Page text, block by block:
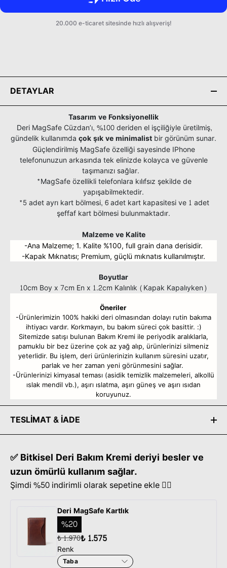
DETAYLAR
Tasarım ve Fonksiyonellik
Deri MagSafe Cüzdan’ı, %100 deriden el işçiliğiyle üretilmiş,
gündelik kullanımda çok şık ve minimalist bir görünüm sunar.
Güçlendirilmiş MagSafe özelliği sayesinde IPhone
telefonunuzun arkasında tek elinizde kolayca ve güvenle
taşımanızı sağlar.
*MagSafe özellikli telefonlara kılıfsız şekilde de
yapışabilmektedir.
*5 adet ayrı kart bölmesi, 6 adet kart kapasitesi ve 1 adet
şeffaf kart bölmesi bulunmaktadır.
Malzeme ve Kalite
-Ana Malzeme; 1. Kalite %100, full grain dana derisidir.
-Kapak Mıknatısı; Premium, güçlü mıknatıs kullanılmıştır.
Boyutlar
10cm Boy x 7cm En x 1.2cm Kalınlık (Kapak Kapalıyken)
Öneriler
-Ürünlerimizin 100% hakiki deri olmasından dolayı rutin bakıma
ihtiyacı vardır. Korkmayın, bu bakım süreci çok basittir. :)
Sitemizde satışı bulunan Bakım Kremi ile periyodik aralıklarla,
pamuklu bir bez üzerine çok az yağ alıp, ürünlerinizi silmeniz
yeterlidir. Bu işlem, deri ürünlerinizin kullanım süresini uzatır,
parlak ve her zaman yeni görünmesini sağlar.
-Ürünlerinizi kimyasal teması (asidik temizlik malzemeleri, alkollü
ıslak mendil vb.), aşırı ıslatma, aşırı güneş ve aşırı ısıdan
koruyunuz.
TESLİMAT & İADE
✅ Bitkisel Deri Bakım Kremi deriyi besler ve
uzun ömürlü kullanım sağlar.
Şimdi %50 indirimli olarak sepetine ekle 👇🏽
Deri MagSafe Kartlık
%20
₺ 1.970₺ 1.575
Renk
Taba